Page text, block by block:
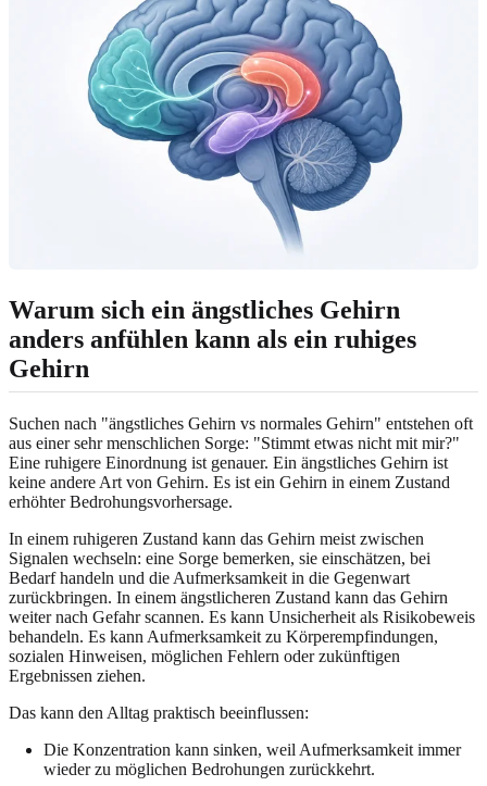
Warum sich ein ängstliches Gehirn
anders anfühlen kann als ein ruhiges
Gehirn
Suchen nach "ängstliches Gehirn vs normales Gehirn" entstehen oft
aus einer sehr menschlichen Sorge: "Stimmt etwas nicht mit mir?"
Eine ruhigere Einordnung ist genauer. Ein ängstliches Gehirn ist
keine andere Art von Gehirn. Es ist ein Gehirn in einem Zustand
erhöhter Bedrohungsvorhersage.
In einem ruhigeren Zustand kann das Gehirn meist zwischen
Signalen wechseln: eine Sorge bemerken, sie einschätzen, bei
Bedarf handeln und die Aufmerksamkeit in die Gegenwart
zurückbringen. In einem ängstlicheren Zustand kann das Gehirn
weiter nach Gefahr scannen. Es kann Unsicherheit als Risikobeweis
behandeln. Es kann Aufmerksamkeit zu Körperempfindungen,
sozialen Hinweisen, möglichen Fehlern oder zukünftigen
Ergebnissen ziehen.
Das kann den Alltag praktisch beeinflussen:
Die Konzentration kann sinken, weil Aufmerksamkeit immer
wieder zu möglichen Bedrohungen zurückkehrt.